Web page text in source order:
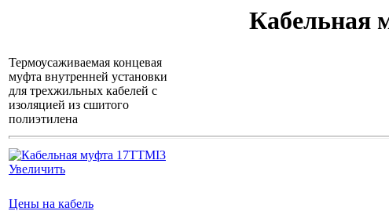
Кабельная
Термоусаживаемая концевая
муфта внутренней установки
для трехжильных кабелей с
изоляцией из сшитого
полиэтилена
Увеличить
Цены на кабель